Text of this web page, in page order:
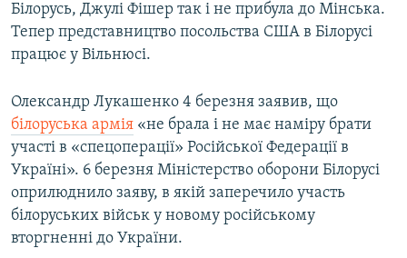
Білорусь, Джулі Фішер так і не прибула до Мінська.
Тепер представництво посольства США в Білорусі
працює у Вільнюсі.
Олександр Лукашенко 4 березня заявив, що
білоруська армія «не брала і не має наміру брати
участі в «спецоперації» Російської Федерації в
Україні». 6 березня Міністерство оборони Білорусі
оприлюднило заяву, в якій заперечило участь
білоруських військ у новому російському
вторгненні до України.